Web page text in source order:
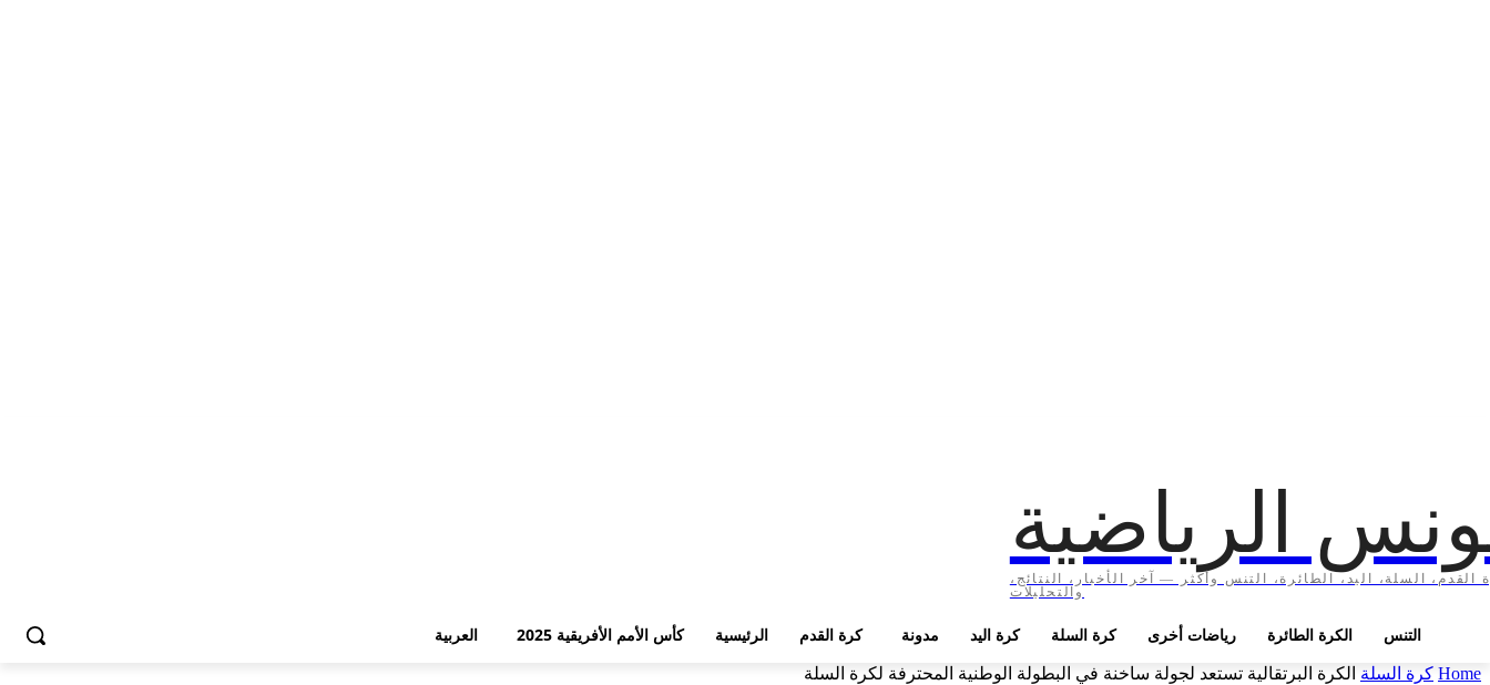
الرياضية
القدم، السلة، اليد، الطائرة، التنس وأكثر — آخر الأخبار، النتائج،
والتحليلات
التنس الكرة الطائرة رياضات أخرى كرة السلة كرة اليد مدونة كرة القدم الرئيسية كأس الأمم الأفريقية 2025 العربية
Home كرة السلة الكرة البرتقالية تستعد لجولة ساخنة في البطولة الوطنية المحترفة لكرة السلة